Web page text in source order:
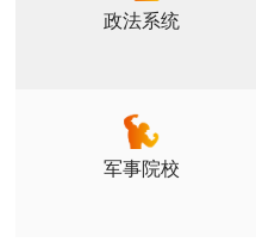
政法系统
军事院校